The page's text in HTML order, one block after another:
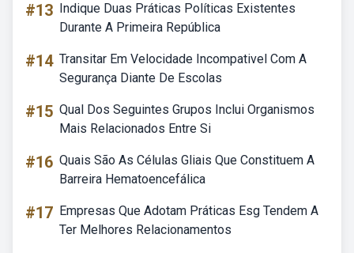
#13 Indique Duas Práticas Políticas Existentes
Durante A Primeira República
#14 Transitar Em Velocidade Incompativel Com A
Segurança Diante De Escolas
#15 Qual Dos Seguintes Grupos Inclui Organismos
Mais Relacionados Entre Si
#16 Quais São As Células Gliais Que Constituem A
Barreira Hematoencefálica
#17 Empresas Que Adotam Práticas Esg Tendem A
Ter Melhores Relacionamentos